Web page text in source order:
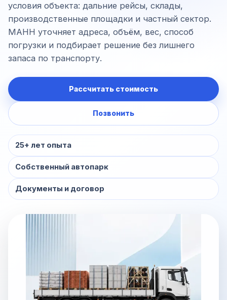
условия объекта: дальние рейсы, склады,
производственные площадки и частный сектор.
МАНН уточняет адреса, объём, вес, способ
погрузки и подбирает решение без лишнего
запаса по транспорту.
Рассчитать стоимость
Позвонить
25+ лет опыта
Собственный автопарк
Документы и договор